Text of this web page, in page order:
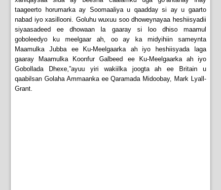
taageerto horumarka ay Soomaaliya u qaadday si ay u gaarto
nabad iyo xasillooni. Goluhu wuxuu soo dhoweynayaa heshiisyadii
siyaasadeed ee dhowaan la gaaray si loo dhiso maamul
goboleedyo ku meelgaar ah, oo ay ka midyihiin sameynta
Maamulka Jubba ee Ku-Meelgaarka ah iyo heshiisyada laga
gaaray Maamulka Koonfur Galbeed ee Ku-Meelgaarka ah iyo
Gobollada Dhexe,”ayuu yiri wakiilka joogta ah ee Britain u
qaabilsan Golaha Ammaanka ee Qaramada Midoobay, Mark Lyall-
Grant.